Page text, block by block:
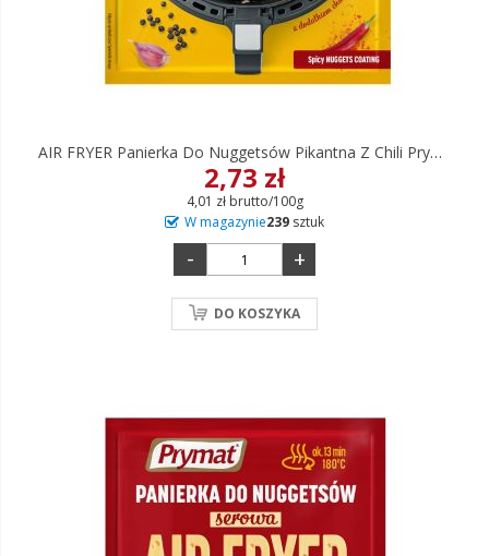
AIR FRYER Panierka Do Nuggetsów Pikantna Z Chili Prymat 68 G
2,73 zł
4,01 zł brutto/100g
W magazynie239 sztuk
- +
DO KOSZYKA